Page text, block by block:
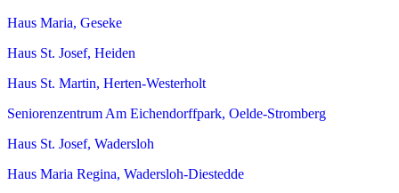
Haus Maria, Geseke
Haus St. Josef, Heiden
Haus St. Martin, Herten-Westerholt
Seniorenzentrum Am Eichendorffpark, Oelde-Stromberg
Haus St. Josef, Wadersloh
Haus Maria Regina, Wadersloh-Diestedde